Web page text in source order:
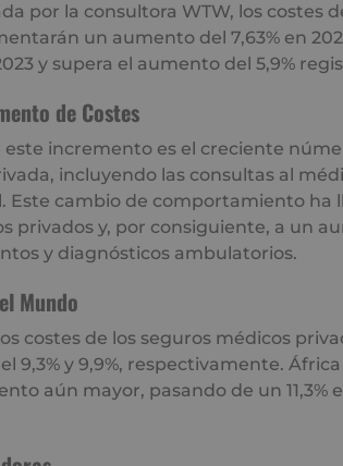
por la consultora WTW, los costes
un aumento del 7,63% en
y supera el aumento del 5,9%
de Costes
este incremento es el creciente
incluyendo las consultas al
Este cambio de comportamiento ha
privados y, por consiguiente, a un
y diagnósticos ambulatorios.
Mundo
costes de los seguros médicos
9,3% y 9,9%, respectivamente.
aún mayor, pasando de un 11,3%